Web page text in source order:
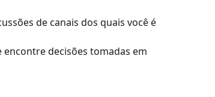
de canais dos quais você é
encontre decisões tomadas em